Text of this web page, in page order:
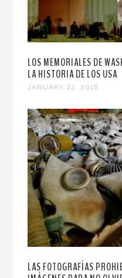
LOS MEMORIALES DE
LA HISTORIA DE LOS USA
JANUARY 22, 2018
LAS FOTOGRAFÍAS